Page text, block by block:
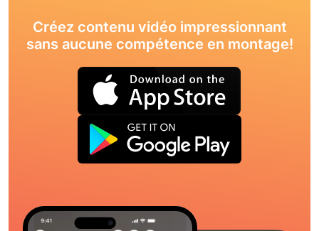
Créez contenu vidéo impressionnant
sans aucune compétence en montage!